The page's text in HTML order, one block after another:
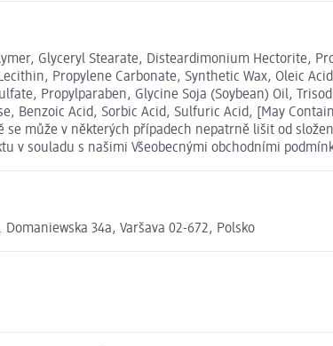
Glyceryl Stearate, Disteardimonium Hectorite,
Propylene Carbonate, Synthetic Wax, Oleic
Propylparaben, Glycine Soja (Soybean) Oil,
Benzoic Acid, Sorbic Acid, Sulfuric Acid, [May
se může v některých případech nepatrně lišit od
v souladu s našimi Všeobecnými obchodními
34a, Varšava 02-672, Polsko